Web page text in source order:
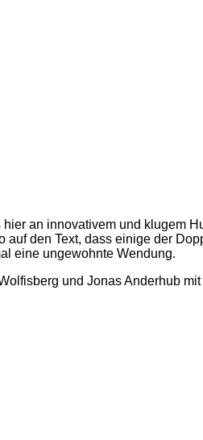
an innovativem und klugem
den Text, dass einige der
eine ungewohnte Wendung.
und Jonas Anderhub